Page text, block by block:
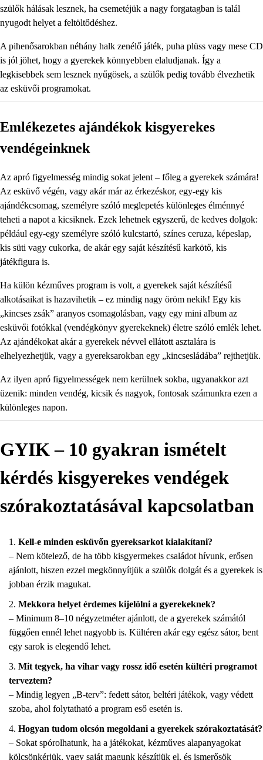
szülők hálásak lesznek, ha csemetéjük a nagy forgatagban is talál
nyugodt helyet a feltöltődéshez.
A pihenősarokban néhány halk zenélő játék, puha plüss vagy mese CD
is jól jöhet, hogy a gyerekek könnyebben elaludjanak. Így a
legkisebbek sem lesznek nyűgösek, a szülők pedig tovább élvezhetik
az esküvői programokat.
Emlékezetes ajándékok kisgyerekes
vendégeinknek
Az apró figyelmesség mindig sokat jelent – főleg a gyerekek számára!
Az esküvő végén, vagy akár már az érkezéskor, egy-egy kis
ajándékcsomag, személyre szóló meglepetés különleges élménnyé
teheti a napot a kicsiknek. Ezek lehetnek egyszerű, de kedves dolgok:
például egy-egy személyre szóló kulcstartó, színes ceruza, képeslap,
kis süti vagy cukorka, de akár egy saját készítésű karkötő, kis
játékfigura is.
Ha külön kézműves program is volt, a gyerekek saját készítésű
alkotásaikat is hazavihetik – ez mindig nagy öröm nekik! Egy kis
„kincses zsák” aranyos csomagolásban, vagy egy mini album az
esküvői fotókkal (vendégkönyv gyerekeknek) életre szóló emlék lehet.
Az ajándékokat akár a gyerekek névvel ellátott asztalára is
elhelyezhetjük, vagy a gyereksarokban egy „kincsesládába” rejthetjük.
Az ilyen apró figyelmességek nem kerülnek sokba, ugyanakkor azt
üzenik: minden vendég, kicsik és nagyok, fontosak számunkra ezen a
különleges napon.
GYIK – 10 gyakran ismételt
kérdés kisgyerekes vendégek
szórakoztatásával kapcsolatban
Kell-e minden esküvőn gyereksarkot kialakítani?
– Nem kötelező, de ha több kisgyermekes családot hívunk, erősen
ajánlott, hiszen ezzel megkönnyítjük a szülők dolgát és a gyerekek is
jobban érzik magukat.
Mekkora helyet érdemes kijelölni a gyerekeknek?
– Minimum 8–10 négyzetméter ajánlott, de a gyerekek számától
függően ennél lehet nagyobb is. Kültéren akár egy egész sátor, bent
egy sarok is elegendő lehet.
Mit tegyek, ha vihar vagy rossz idő esetén kültéri programot
terveztem?
– Mindig legyen „B-terv”: fedett sátor, beltéri játékok, vagy védett
szoba, ahol folytatható a program eső esetén is.
Hogyan tudom olcsón megoldani a gyerekek szórakoztatását?
– Sokat spórolhatunk, ha a játékokat, kézműves alapanyagokat
kölcsönkérjük, vagy saját magunk készítjük el, és ismerősök